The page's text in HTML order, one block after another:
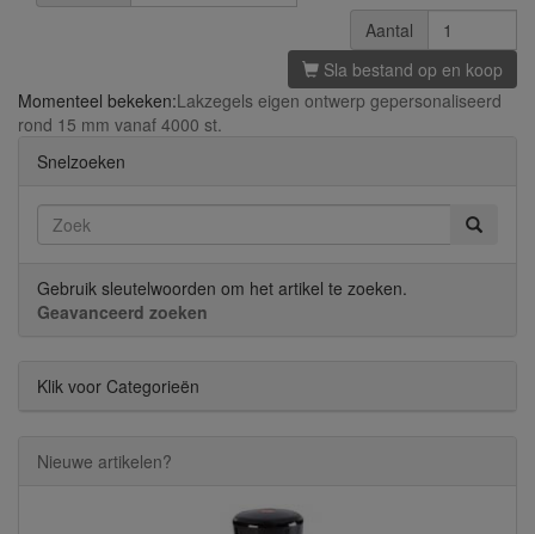
Aantal
Sla bestand op en koop
Momenteel bekeken:Lakzegels eigen ontwerp gepersonaliseerd
rond 15 mm vanaf 4000 st.
Snelzoeken
Gebruik sleutelwoorden om het artikel te zoeken.
Geavanceerd zoeken
Klik voor Categorieën
Nieuwe artikelen?